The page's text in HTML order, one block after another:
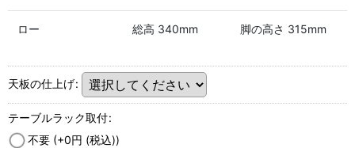
ロー 総高 340mm 脚の高さ 315mm
天板の仕上げ:
テーブルラック取付:
不要 (+0円 (税込))